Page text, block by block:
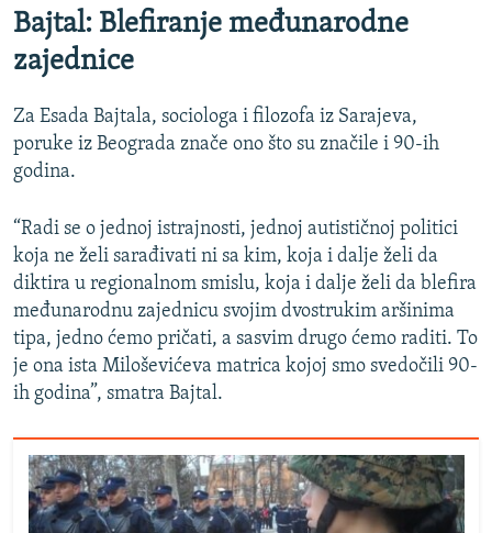
Bajtal: Blefiranje međunarodne
zajednice
Za Esada Bajtala, sociologa i filozofa iz Sarajeva,
poruke iz Beograda znače ono što su značile i 90-ih
godina.
“Radi se o jednoj istrajnosti, jednoj autističnoj politici
koja ne želi sarađivati ni sa kim, koja i dalje želi da
diktira u regionalnom smislu, koja i dalje želi da blefira
međunarodnu zajednicu svojim dvostrukim aršinima
tipa, jedno ćemo pričati, a sasvim drugo ćemo raditi. To
je ona ista Miloševićeva matrica kojoj smo svedočili 90-
ih godina”, smatra Bajtal.